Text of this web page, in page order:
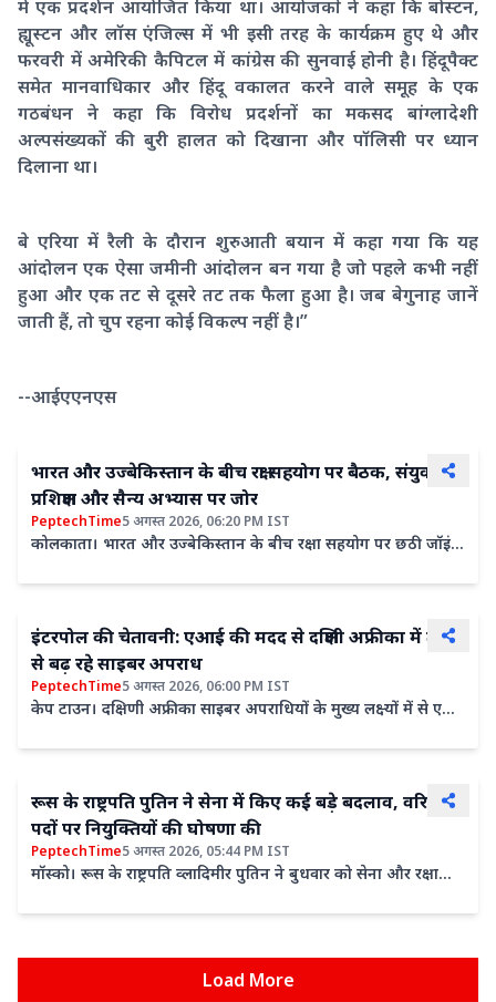
में एक प्रदर्शन आयोजित किया था। आयोजकों ने कहा कि बोस्टन,
ह्यूस्टन और लॉस एंजिल्स में भी इसी तरह के कार्यक्रम हुए थे और
फरवरी में अमेरिकी कैपिटल में कांग्रेस की सुनवाई होनी है। हिंदूपैक्ट
समेत मानवाधिकार और हिंदू वकालत करने वाले समूह के एक
गठबंधन ने कहा कि विरोध प्रदर्शनों का मकसद बांग्लादेशी
अल्पसंख्यकों की बुरी हालत को दिखाना और पॉलिसी पर ध्यान
दिलाना था।
बे एरिया में रैली के दौरान शुरुआती बयान में कहा गया कि यह
आंदोलन एक ऐसा जमीनी आंदोलन बन गया है जो पहले कभी नहीं
हुआ और एक तट से दूसरे तट तक फैला हुआ है। जब बेगुनाह जानें
जाती हैं, तो चुप रहना कोई विकल्प नहीं है।”
--आईएएनएस
भारत और उज्बेकिस्तान के बीच रक्षा सहयोग पर बैठक, संयुक्त
प्रशिक्षण और सैन्य अभ्यास पर जोर
PeptechTime5 अगस्त 2026, 06:20 PM IST
कोलकाता। भारत और उज्बेकिस्तान के बीच रक्षा सहयोग पर छठी जॉइंट
इंटरपोल की चेतावनी: एआई की मदद से दक्षिणी अफ्रीका में तेजी
से बढ़ रहे साइबर अपराध
PeptechTime5 अगस्त 2026, 06:00 PM IST
केप टाउन। दक्षिणी अफ्रीका साइबर अपराधियों के मुख्य लक्ष्यों में से एक
रूस के राष्ट्रपति पुत‍िन ने सेना में क‍िए कई बड़े बदलाव, वरिष्ठ
पदों पर नियुक्तियों की घोषणा की
PeptechTime5 अगस्त 2026, 05:44 PM IST
मॉस्को। रूस के राष्ट्रपति व्लादिमीर पुतिन ने बुधवार को सेना और रक्षा
Load More